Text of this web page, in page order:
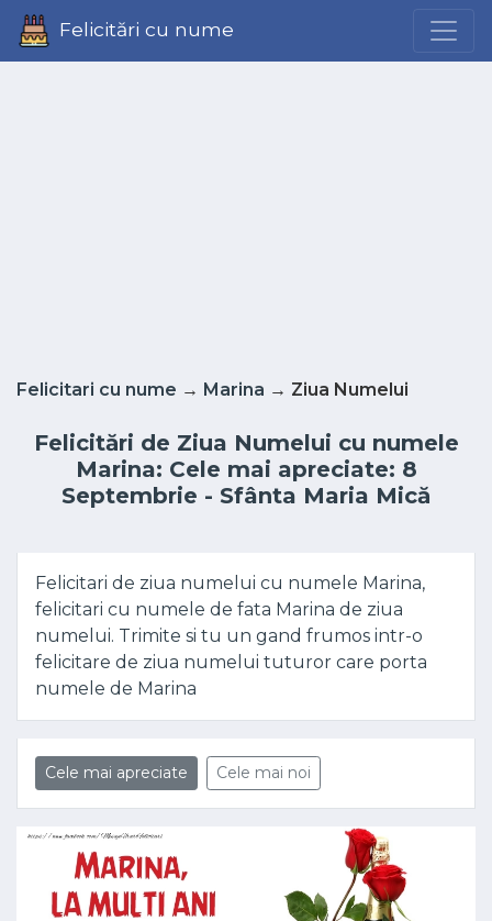
Felicitări cu nume
Felicitari cu nume → Marina → Ziua Numelui
Felicitări de Ziua Numelui cu numele
Marina: Cele mai apreciate: 8
Septembrie - Sfânta Maria Mică
Felicitari de ziua numelui cu numele Marina,
felicitari cu numele de fata Marina de ziua
numelui. Trimite si tu un gand frumos intr-o
felicitare de ziua numelui tuturor care porta
numele de Marina
Cele mai apreciate Cele mai noi